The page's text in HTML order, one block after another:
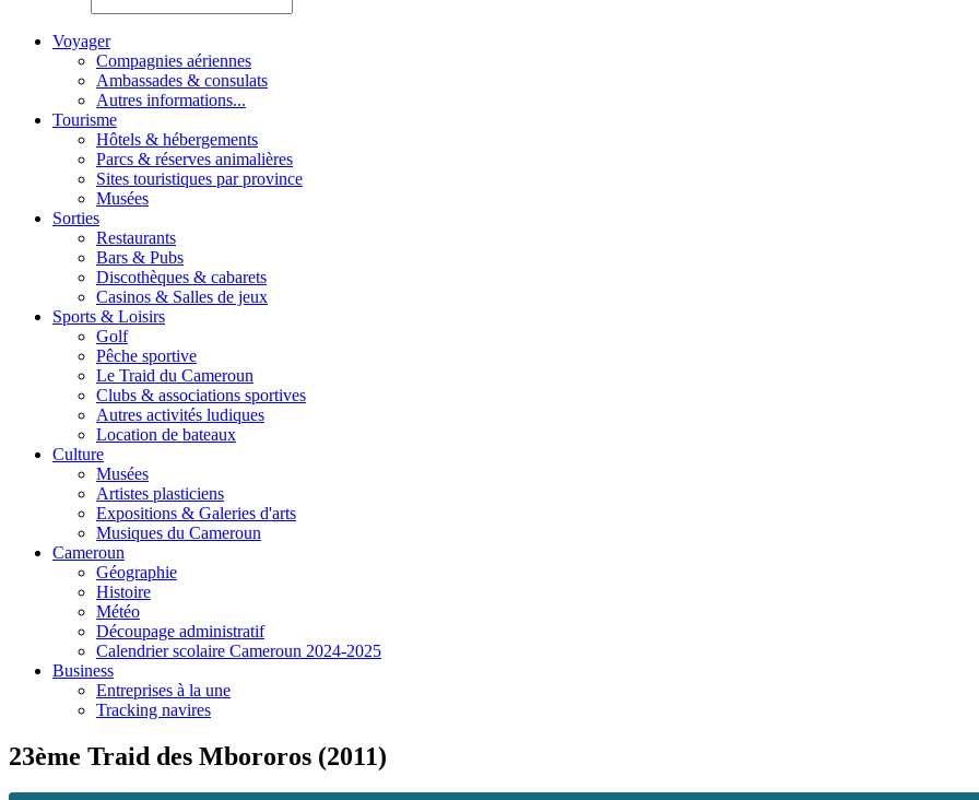
Voyager
Compagnies aériennes
Ambassades & consulats
Autres informations...
Tourisme
Hôtels & hébergements
Parcs & réserves animalières
Sites touristiques par province
Musées
Sorties
Restaurants
Bars & Pubs
Discothèques & cabarets
Casinos & Salles de jeux
Sports & Loisirs
Golf
Pêche sportive
Le Traid du Cameroun
Clubs & associations sportives
Autres activités ludiques
Location de bateaux
Culture
Musées
Artistes plasticiens
Expositions & Galeries d'arts
Musiques du Cameroun
Cameroun
Géographie
Histoire
Météo
Découpage administratif
Calendrier scolaire Cameroun 2024-2025
Business
Entreprises à la une
Tracking navires
23ème Traid des Mbororos (2011)